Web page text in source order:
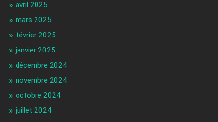
avril 2025
mars 2025
février 2025
janvier 2025
décembre 2024
novembre 2024
octobre 2024
juillet 2024